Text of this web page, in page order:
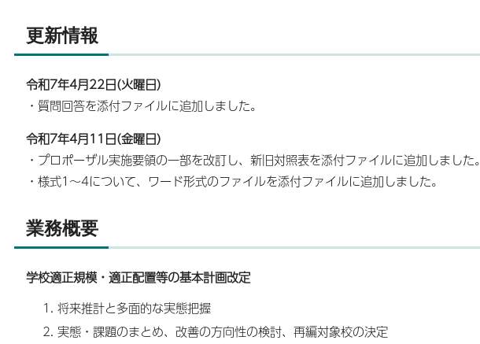
更新情報
令和7年4月22日(火曜日)
・質問回答を添付ファイルに追加しました。
令和7年4月11日(金曜日)
・プロポーザル実施要領の一部を改訂し、新旧対照表を添付ファイルに追加しました。
・様式1～4について、ワード形式のファイルを添付ファイルに追加しました。
業務概要
学校適正規模・適正配置等の基本計画改定
将来推計と多面的な実態把握
実態・課題のまとめ、改善の方向性の検討、再編対象校の決定